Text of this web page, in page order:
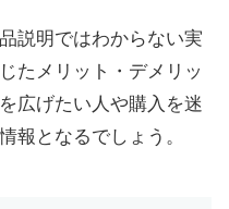
説明ではわからない実
たメリット・デメリッ
広げたい人や購入を迷
報となるでしょう。